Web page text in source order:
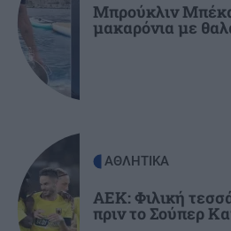
μυθολογίαΜπρούκλιν
μακαρόνια με
ΑΘΛΗΤΙΚΑ
ΑΕΚ: Φιλική
πριν το Σούπερ